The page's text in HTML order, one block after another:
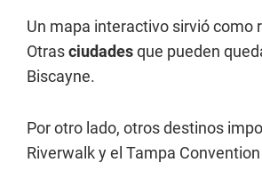
Un mapa interactivo sirvió como
Otrasciudadesque pueden
Biscayne.
Por otro lado, otros destinos
Riverwalk y el Tampa